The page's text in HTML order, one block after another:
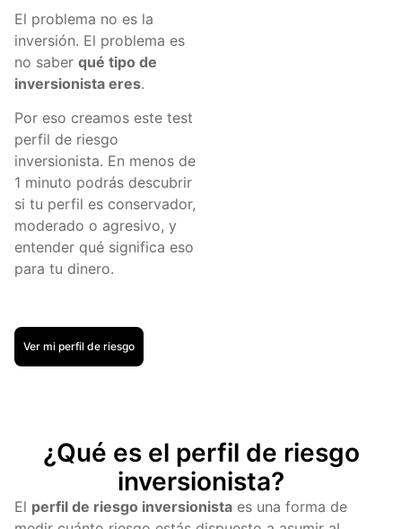
El problema no es la
inversión. El problema es
no saber qué tipo de
inversionista eres.
Por eso creamos este test
perfil de riesgo
inversionista. En menos de
1 minuto podrás descubrir
si tu perfil es conservador,
moderado o agresivo, y
entender qué significa eso
para tu dinero.
Ver mi perfil de riesgo
¿Qué es el perfil de riesgo
inversionista?
El perfil de riesgo inversionista es una forma de